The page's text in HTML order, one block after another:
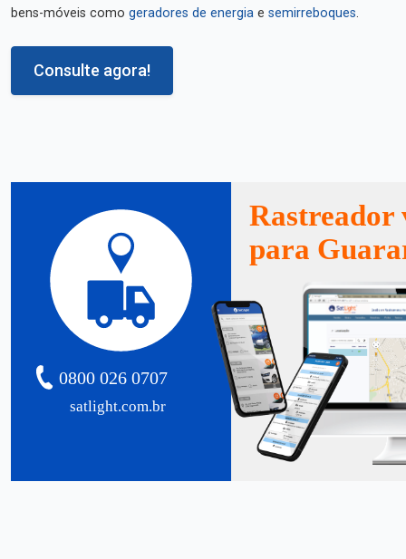
bens-móveis como geradores de energia e semirreboques.
Consulte agora!
satlight.com.br
0800 026 0707
Rastreador
para